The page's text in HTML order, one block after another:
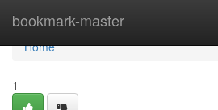
bookmark-master
Home
Home
1